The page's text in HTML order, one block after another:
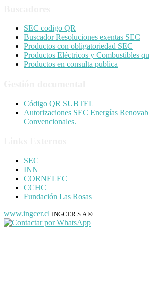
SEC codigo QR
Buscador Resoluciones exentas SEC
Productos con obligatoriedad SEC
Productos Eléctricos y Combustibles
Productos en consulta publica
Código QR SUBTEL
Autorizaciones SEC Energías
Convencionales.
SEC
INN
CORNELEC
CCHC
Fundación Las Rosas
www.ingcer.cl INGCER S.A ®